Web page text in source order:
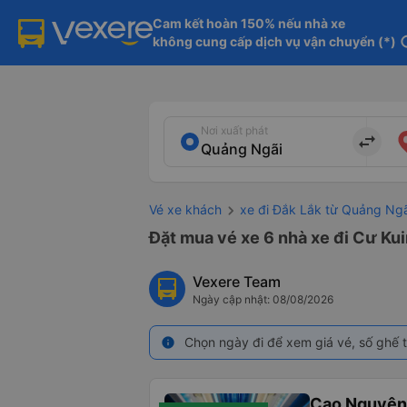
Cam kết hoàn 150% nếu nhà xe
không cung cấp dịch vụ vận chuyển (*)
Nơi xuất phát
import_export
Vé xe khách xe đi Đắk Lắk từ Quảng
Đặt mua vé xe 6 nhà xe đi Cư
Vexere Team
Ngày cập nhật: 08/08/2026
info Chọn ngày đi để xem giá vé, số